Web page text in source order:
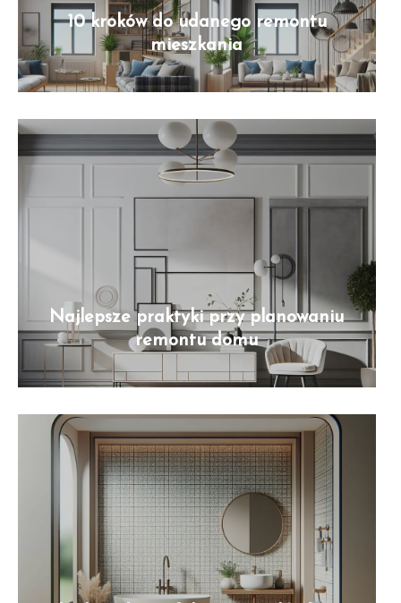
10 kroków do udanego remontu
mieszkania
Najlepsze praktyki przy planowaniu
remontu domu